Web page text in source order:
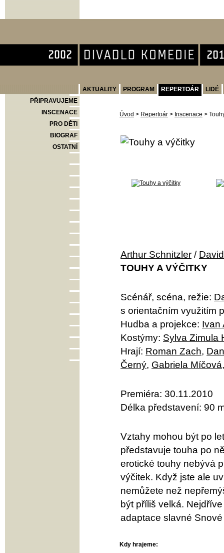
AKTUALITY PROGRAM REPERTOÁR
LIDÉ
PŘIPRAVUJEME
INSCENACE
PRO DĚTI
BIOGRAF
OSTATNÍ
Úvod > Repertoár > Inscenace >
Arthur Schnitzler /
TOUHY A VÝČITKY
Scénář, scéna, režie:
s orientačním využitím
Hudba a projekce: Ivan
Kostýmy: Sylva Zimula
Hrají: Roman Zach,
Černý, Gabriela Míčová
Premiéra: 30.11.2010
Délka představení: 90
Vztahy mohou být po
představuje touha po
erotické touhy nebývá
výčitek. Když jste ale
nemůžete než
být příliš velká.
adaptace slavné
Kdy hrajeme: